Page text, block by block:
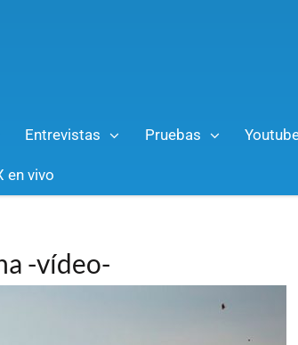
Entrevistas Pruebas
en vivo
-vídeo-